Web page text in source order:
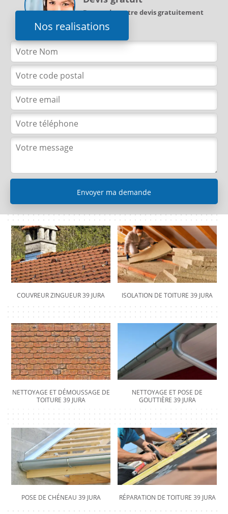
Nos realisations
Demandez votre devis gratuitement
COUVREUR ZINGUEUR 39 JURA ISOLATION DE TOITURE 39 JURA
NETTOYAGE ET DÉMOUSSAGE DE
TOITURE 39 JURA
NETTOYAGE ET POSE DE
GOUTTIÈRE 39 JURA
POSE DE CHÉNEAU 39 JURA RÉPARATION DE TOITURE 39 JURA